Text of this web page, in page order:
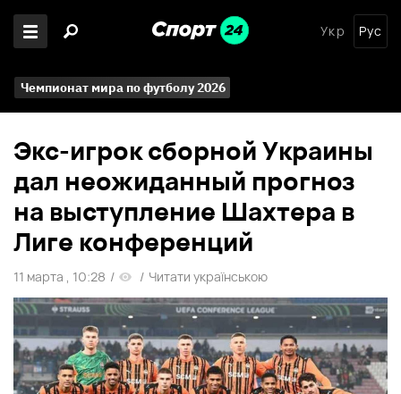
Укр Рус
Чемпионат мира по футболу 2026
Экс-игрок сборной Украины
дал неожиданный прогноз
на выступление Шахтера в
Лиге конференций
11 марта , 10:28 / / Читати українською